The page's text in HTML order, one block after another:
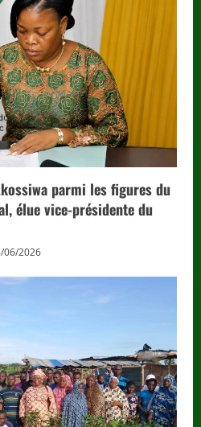
parmi les figures du
élue vice-présidente du
06/2026